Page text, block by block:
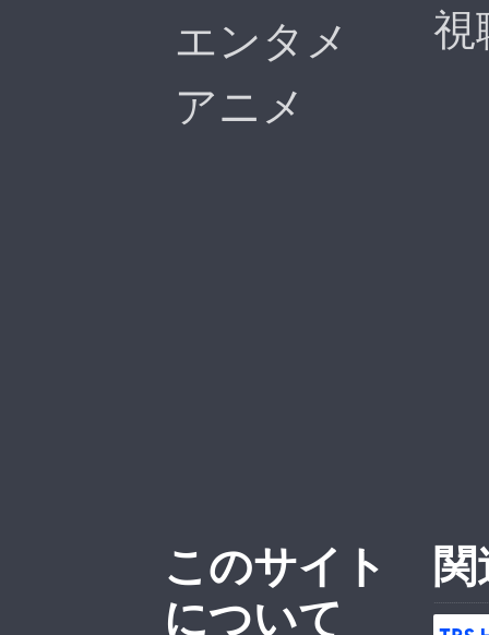
エンタメ
アニメ
視
このサイト
について